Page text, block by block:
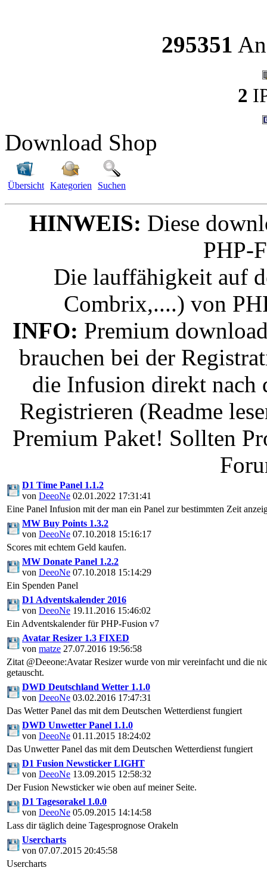
295351
2
Download Shop
Übersicht Kategorien Suchen
HINWEIS: Diese
PHP-
Die lauffähigkeit auf
Combrix,....) von
INFO: Premium
brauchen bei der
die Infusion direkt nach
Registrieren (Readme
Premium Paket! Sollten
D1 Time Panel 1.1.2
von DeeoNe 02.01.2022 17:31:41
Eine Panel Infusion mit der man ein Panel zur bestimmten Zeit
MW Buy Points 1.3.2
von DeeoNe 07.10.2018 15:16:17
Scores mit echtem Geld kaufen.
MW Donate Panel 1.2.2
von DeeoNe 07.10.2018 15:14:29
Ein Spenden Panel
D1 Adventskalender 2016
von DeeoNe 19.11.2016 15:46:02
Ein Adventskalender für PHP-Fusion v7
Avatar Resizer 1.3 FIXED
von matze 27.07.2016 19:56:58
Zitat @Deeone:Avatar Resizer wurde von mir vereinfacht und die
getauscht.
DWD Deutschland Wetter 1.1.0
von DeeoNe 03.02.2016 17:47:31
Das Wetter Panel das mit dem Deutschen Wetterdienst fungiert
DWD Unwetter Panel 1.1.0
von DeeoNe 01.11.2015 18:24:02
Das Unwetter Panel das mit dem Deutschen Wetterdienst fungiert
D1 Fusion Newsticker LIGHT
von DeeoNe 13.09.2015 12:58:32
Der Fusion Newsticker wie oben auf meiner Seite.
D1 Tagesorakel 1.0.0
von DeeoNe 05.09.2015 14:14:58
Lass dir täglich deine Tagesprognose Orakeln
Usercharts
von 07.07.2015 20:45:58
Usercharts